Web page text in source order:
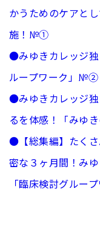
かうためのケアと
施！№①
●みゆきカレッジ
ループワーク」
●みゆきカレッジ
るを体感！「みゆ
● 【総集編】 たく
密な３ヶ月間！み
「臨床検討グルー